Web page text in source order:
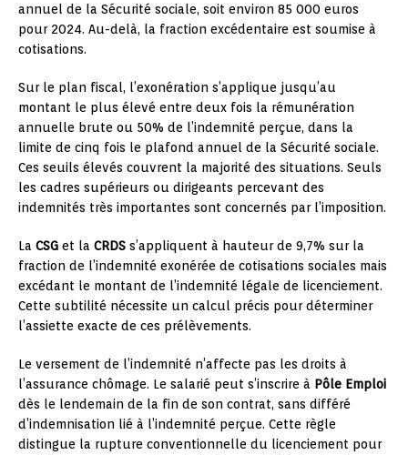
annuel de la Sécurité sociale, soit environ 85 000 euros
pour 2024. Au-delà, la fraction excédentaire est soumise à
cotisations.
Sur le plan fiscal, l’exonération s’applique jusqu’au
montant le plus élevé entre deux fois la rémunération
annuelle brute ou 50% de l’indemnité perçue, dans la
limite de cinq fois le plafond annuel de la Sécurité sociale.
Ces seuils élevés couvrent la majorité des situations. Seuls
les cadres supérieurs ou dirigeants percevant des
indemnités très importantes sont concernés par l’imposition.
La CSG et la CRDS s’appliquent à hauteur de 9,7% sur la
fraction de l’indemnité exonérée de cotisations sociales mais
excédant le montant de l’indemnité légale de licenciement.
Cette subtilité nécessite un calcul précis pour déterminer
l’assiette exacte de ces prélèvements.
Le versement de l’indemnité n’affecte pas les droits à
l’assurance chômage. Le salarié peut s’inscrire à Pôle Emploi
dès le lendemain de la fin de son contrat, sans différé
d’indemnisation lié à l’indemnité perçue. Cette règle
distingue la rupture conventionnelle du licenciement pour